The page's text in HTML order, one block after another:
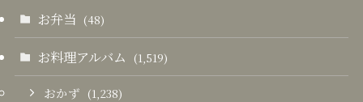
お弁当 (48)
お料理アルバム (1,519)
おかず (1,238)